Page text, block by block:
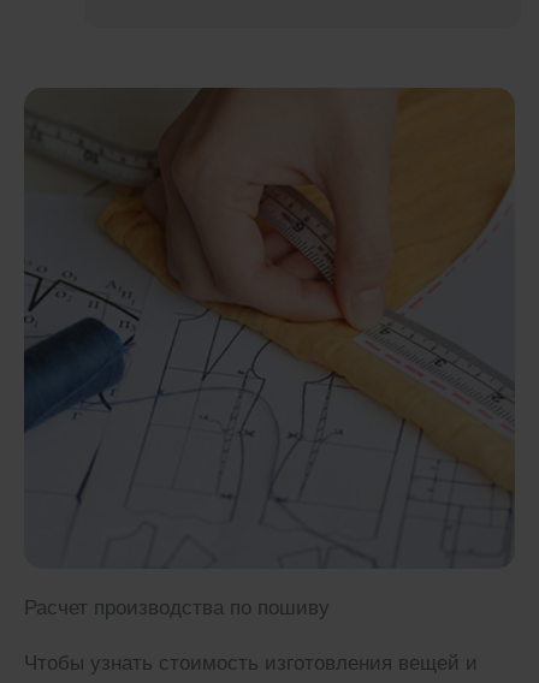
Расчет производства по пошиву
Чтобы узнать стоимость изготовления вещей и